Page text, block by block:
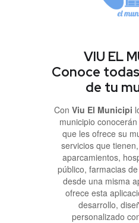
VIU EL
Conoce
de tu
Con Viu El Municipi
municipio
que les ofrece su
servicios que
aparcamientos,
público, farmacias
desde una misma
ofrece esta
desarrollo,
personalizado